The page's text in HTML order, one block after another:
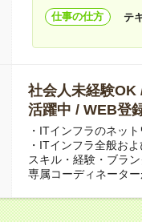
仕事の仕方 テ
社会人未経験OK
活躍中 / WEB登
・ITインフラのネッ
・ITインフラ全般お
スキル・経験・ブラ
専属コーディネータ